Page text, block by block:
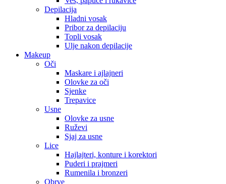
Depilacija
Hladni vosak
Pribor za depilaciju
Topli vosak
Ulje nakon depilacije
Makeup
Oči
Maskare i ajlajneri
Olovke za oči
Sjenke
Trepavice
Usne
Olovke za usne
Ruževi
Sjaj za usne
Lice
Hajlajteri, konture i korektori
Puderi i prajmeri
Rumenila i bronzeri
Obrve